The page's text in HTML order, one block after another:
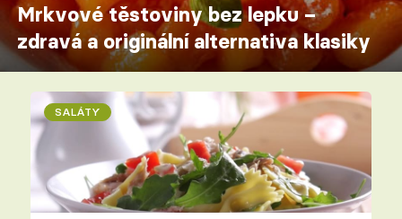
Mrkvové těstoviny bez lepku –
zdravá a originální alternativa klasiky
SALÁTY